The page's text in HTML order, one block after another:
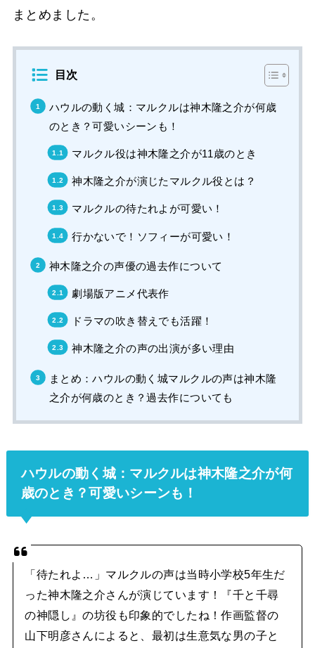
まとめました。
目次
ハウルの動く城：マルクルは神木隆之介が何歳
のとき？可愛いシーンも！
マルクル役は神木隆之介が11歳のとき
神木隆之介が演じたマルクル役とは？
マルクルの待たれよが可愛い！
行かないで！ソフィーが可愛い！
神木隆之介の声優の過去作について
劇場版アニメ代表作
ドラマの吹き替えでも活躍！
神木隆之介の声の出演が多い理由
まとめ：ハウルの動く城マルクルの声は神木隆
之介が何歳のとき？過去作についても
ハウルの動く城：マルクルは神木隆之介が何
歳のとき？可愛いシーンも！
「待たれよ…」マルクルの声は当時小学校5年生だ
った神木隆之介さんが演じています！『千と千尋
の神隠し』の坊役も印象的でしたね！作画監督の
山下明彦さんによると、最初は生意気な男の子と